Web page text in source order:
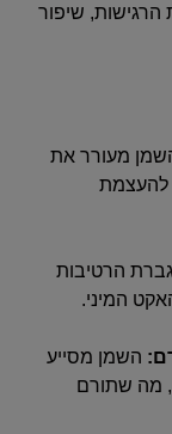
שיפור
מעורר את
להעצמת
הרטיבות
המיני.
השמן מסייע
מה שתורם